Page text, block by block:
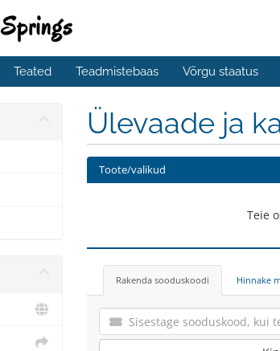
Teated Teadmistebaas Võrgu staatus
Ülevaade ja
Toote/valikud
Teie
Rakenda sooduskoodi Hinnake